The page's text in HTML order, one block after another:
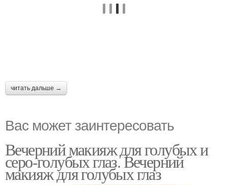
читать дальше →
Вас может заинтересовать
Вечерний макияж для голубых и
серо-голубых глаз. Вечерний
макияж для голубых глаз